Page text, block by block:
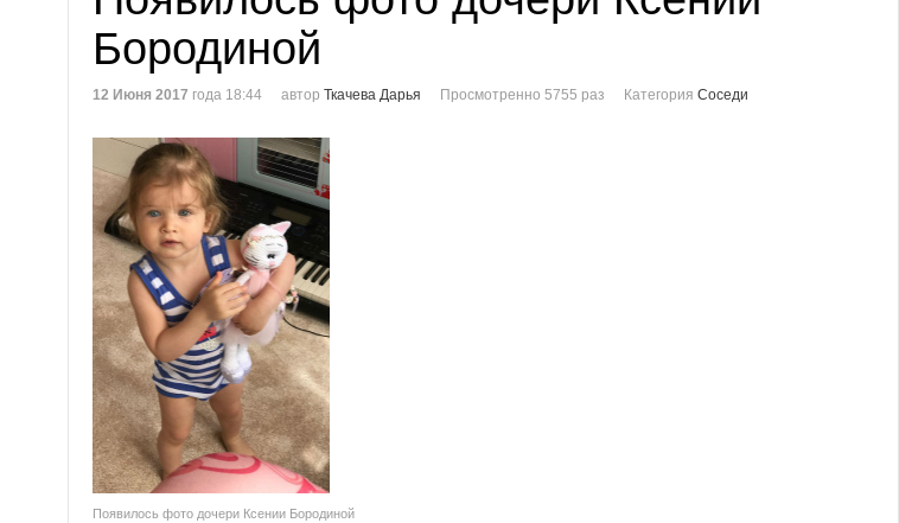
Бородиной
12 Июня 2017 года 18:44 автор Ткачева Дарья Просмотренно 5755 раз Категория Соседи
Появилось фото дочери Ксении Бородиной